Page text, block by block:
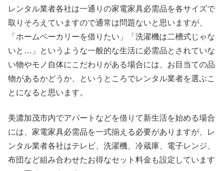
レンタル業者各社は一通りの家電家具必需品を各サイズで
取りそろえていますので通常は問題ないと思いますが、
「ホームベーカリーを借りたい」「洗濯機は二槽式じゃな
いと…」というような一般的な生活に必需品とされていな
い物やモノ自体にこだわりがある場合には、お目当ての品
物があるかどうか、というところでレンタル業者を選ぶこ
とになると思います。
美濃加茂市内でアパートなどを借りて新生活を始める場合
には、家電家具必需品を一式揃える必要がありますが、レ
ンタル業者各社はテレビ、洗濯機、冷蔵庫、電子レンジ、
布団など組み合わせたお得なセット料金も設定しています